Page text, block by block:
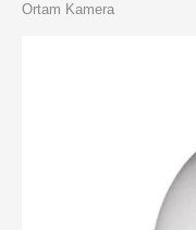
Ortam Kamera